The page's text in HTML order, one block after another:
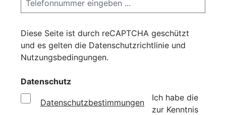
Diese Seite ist durch reCAPTCHA geschützt
und es gelten die Datenschutzrichtlinie und
Nutzungsbedingungen.
Datenschutz
Ich habe die
Datenschutzbestimmungen
zur Kenntnis